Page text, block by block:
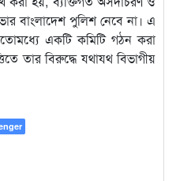
বাংলাদেশ পুলিশ নেবে না। এ
একটি কমিটি গঠন করা
তার বিরুদ্ধে যথাযথ বিভাগীয়